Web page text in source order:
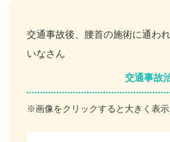
鍼・灸・小児鍼
特殊電気施術
交通事故後、腰首の施術に通わ
いなさん
交通事故
※画像をクリックすると大きく表示